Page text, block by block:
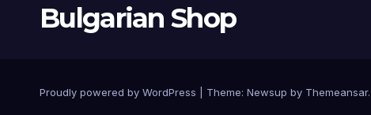
Bulgarian Shop
Proudly powered by WordPress Theme: Newsup by Themeansar.